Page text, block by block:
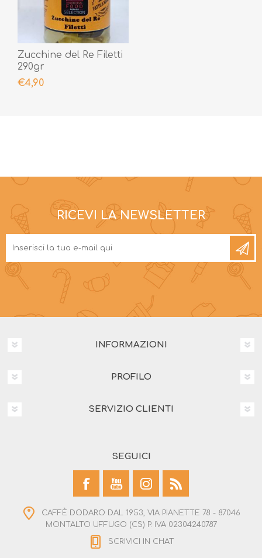
Zucchine del Re Filetti
290gr
€4,90
RICEVI LA NEWSLETTER
INFORMAZIONI
PROFILO
SERVIZIO CLIENTI
SEGUICI
CAFFÈ DODARO DAL 1953, VIA PIANETTE 78 - 87046
MONTALTO UFFUGO (CS) P. IVA 02304240787
SCRIVICI IN CHAT